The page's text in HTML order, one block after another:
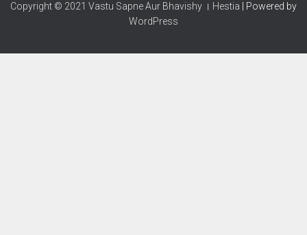
Copyright © 2021 Vastu Sapne Aur Bhavishy । Hestia | Powered by
WordPress